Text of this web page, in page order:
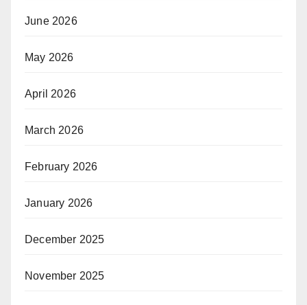
June 2026
May 2026
April 2026
March 2026
February 2026
January 2026
December 2025
November 2025